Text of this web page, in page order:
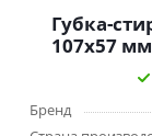
Губка-
107х57
Бренд